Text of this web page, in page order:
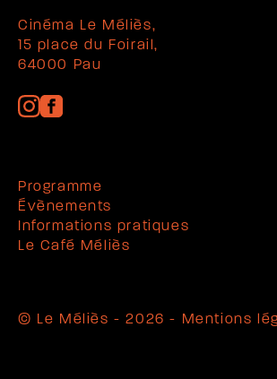
Cinéma Le Méliès,
15 place du Foirail,
64000 Pau
Programme
Évènements
Informations pratiques
Le Café Méliès
© Le Méliès - 2026 - Mentions